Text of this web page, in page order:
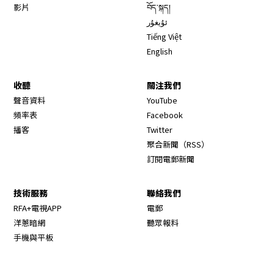
影片
བོད་སྐད།
ئۇيغۇر
Tiếng Việt
English
收聽
聲音資料
頻率表
播客
關注我們
YouTube
Facebook
Twitter
聚合新聞（RSS）
訂閱電郵新聞
技術服務
RFA+電視APP
洋蔥暗網
手機與平板
聯絡我們
電郵
聽眾報料